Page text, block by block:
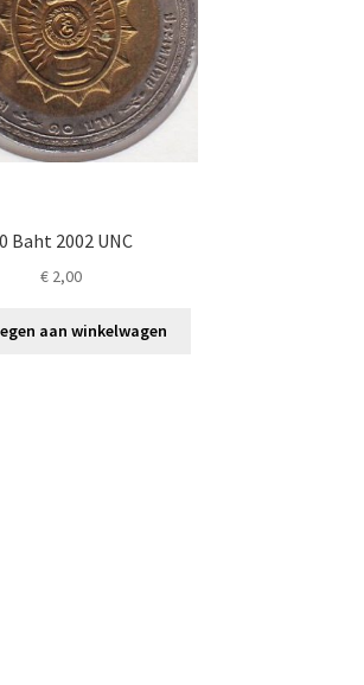
Baht 2002 UNC
€2,00
aan winkelwagen